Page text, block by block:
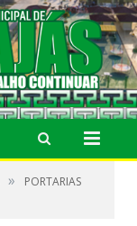
»
PORTARIAS